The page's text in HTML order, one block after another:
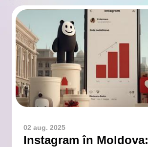
02 aug. 2025
Instagram în Moldova: